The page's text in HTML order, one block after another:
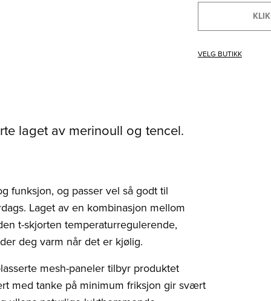
VELG BUTIKK
laget av merinoull og tencel.
funksjon, og passer vel så godt til
Laget av en kombinasjon mellom
t-skjorten temperaturregulerende,
deg varm når det er kjølig.
mesh-paneler tilbyr produktet
med tanke på minimum friksjon gir svært